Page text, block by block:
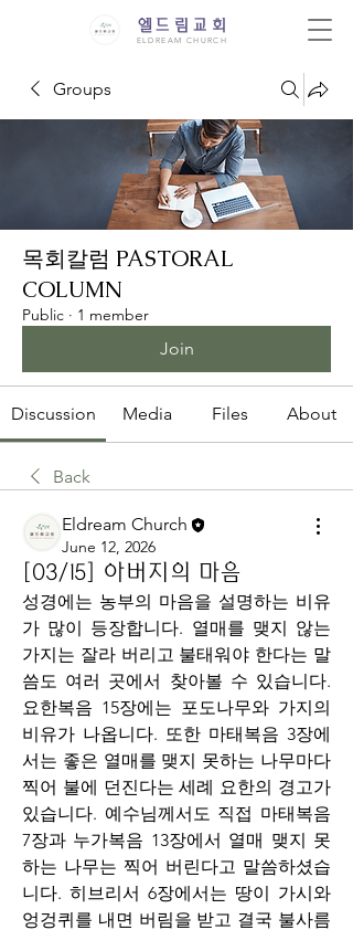
엘드림교회
ELDREAM CHURCH
Groups
목회칼럼 PASTORAL
COLUMN
Public · 1 member
Join
Discussion Media Files About
Back
Eldream Church
June 12, 2026
[03/15] 아버지의 마음
성경에는 농부의 마음을 설명하는 비유
가 많이 등장합니다. 열매를 맺지 않는
가지는 잘라 버리고 불태워야 한다는 말
씀도 여러 곳에서 찾아볼 수 있습니다.
요한복음 15장에는 포도나무와 가지의
비유가 나옵니다. 또한 마태복음 3장에
서는 좋은 열매를 맺지 못하는 나무마다
찍어 불에 던진다는 세례 요한의 경고가
있습니다. 예수님께서도 직접 마태복음
7장과 누가복음 13장에서 열매 맺지 못
하는 나무는 찍어 버린다고 말씀하셨습
니다. 히브리서 6장에서는 땅이 가시와
엉겅퀴를 내면 버림을 받고 결국 불사름